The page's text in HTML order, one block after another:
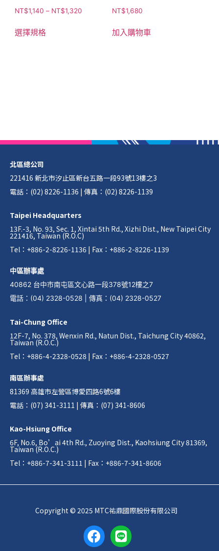
NT$1,140 – NT$1,320
選擇規格
NT$1,680
加入購物車
北區總公司
221416 新北市汐止區新台五路一段93號13樓之3
電話：(02) 8226-1136 | 傳真：(02) 8226-1139
Taipei Headquarters
13F.-3, No. 93, Sec. 1, Xintai 5th Rd., Xizhi Dist., New Taipei City
221416, Taiwan (R.O.C)
Tel：+886-2-8226-1136 | Fax：+886-2-8226-1139
中區辦事處
40862 台中市南屯區文心路一段378號12樓之7
電話 ： (04) 2328-0528 傳真 ： (04) 2328-0527
Tai-Chung Office
12F-7, No. 378, Wenxin Rd., Natun Dist., Taichung City 40862,
Taiwan (R.O.C.)
Tel：+886-4-2328-0528 | Fax：+886-4-2328-0527
南區辦事處
81369 高雄市左營區博愛四路6號6樓
電話：(07) 341-3111 | 傳真：(07) 341-8606
Kao-Hsiung Office
6F, No.6, Bo’ai 4th Rd., Zuoying Dist., Kaohsiung City 81369,
Taiwan (R.O.C.)
Tel：+886-7-341-3111 | Fax：+886-7-341-8606
Copyright © 2025 MTC祐鼎國際股份有限公司